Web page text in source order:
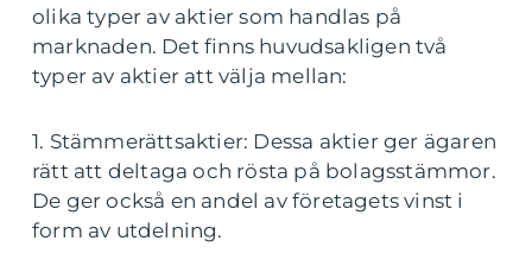
olika typer av aktier som handlas på
marknaden. Det finns huvudsakligen två
typer av aktier att välja mellan:
1. Stämmerättsaktier: Dessa aktier ger ägaren
rätt att deltaga och rösta på bolagsstämmor.
De ger också en andel av företagets vinst i
form av utdelning.